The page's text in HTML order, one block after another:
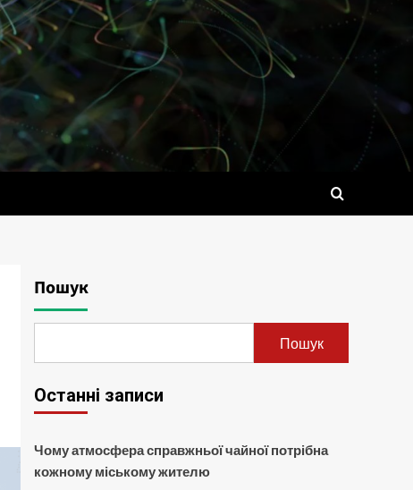
Пошук
Пошук
Останні записи
Чому атмосфера справжньої чайної потрібна
кожному міському жителю